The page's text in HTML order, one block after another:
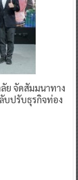
ย จัดสัมมนาทาง
บปรับธุรกิจท่อง